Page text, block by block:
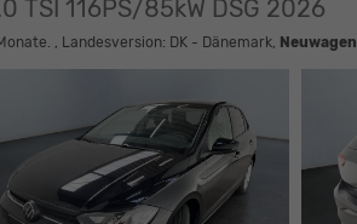
TSI 116PS/85kW DSG 2026
, Landesversion: DK - Dänemark, Neuwagen